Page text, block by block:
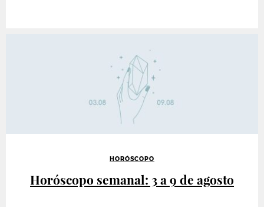
HORÓSCOPO
Horóscopo semanal: 3 a 9 de agosto